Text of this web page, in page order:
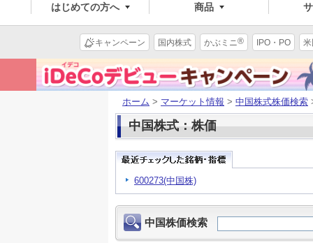
はじめての方へ 商品
キャンペーン 国内株式 かぶミニ® IPO・PO
ホーム > マーケット情報 > 中国株式株価検索
中国株式：株価
600273(中国株)